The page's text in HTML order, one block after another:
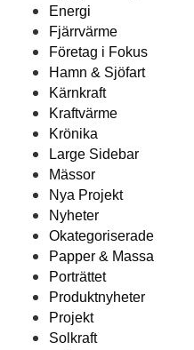
Energi
Fjärrvärme
Företag i Fokus
Hamn & Sjöfart
Kärnkraft
Kraftvärme
Krönika
Large Sidebar
Mässor
Nya Projekt
Nyheter
Okategoriserade
Papper & Massa
Porträttet
Produktnyheter
Projekt
Solkraft